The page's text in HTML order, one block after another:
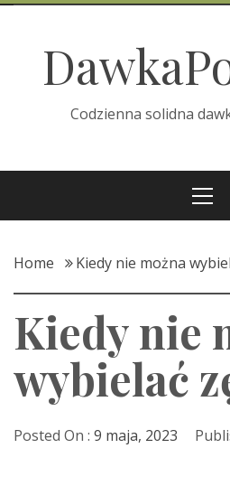
Skip
content
Codzienna solidna
Home Kiedy nie można
Kiedy nie
wybielać
Posted On : 9 maja, 2023